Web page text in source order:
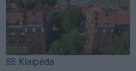
Klaipėda